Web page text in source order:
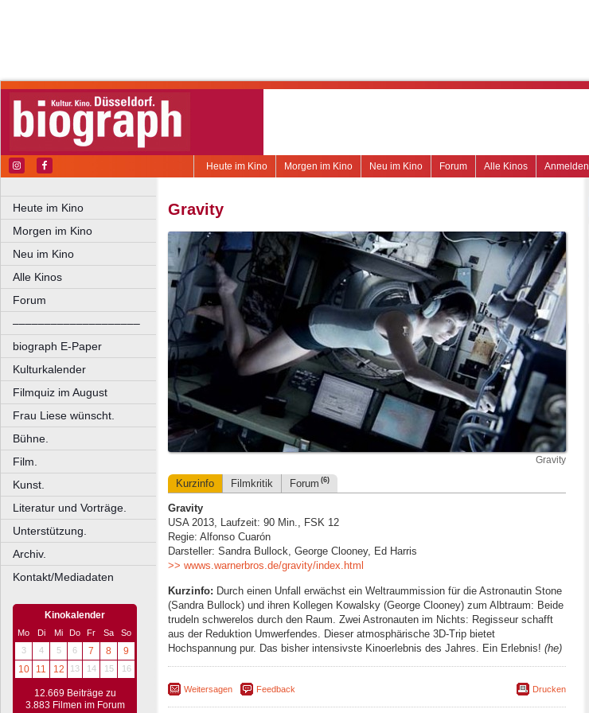
Anmelden
Alle Kinos
Forum
Neu im Kino
Morgen im Kino
Heute im Kino
Heute im Kino
Morgen im Kino
Neu im Kino
Alle Kinos
Forum
––––––––––––––––––––
biograph E-Paper
Kulturkalender
Filmquiz im August
Frau Liese wünscht.
Bühne.
Film.
Kunst.
Literatur und Vorträge.
Unterstützung.
Archiv.
Kontakt/Mediadaten
Kinokalender
Mo Di Mi Do Fr Sa
So
3
4 5 6 7 8
9
10
11 12 13 14 15 16
12.669 Beiträge zu
3.883 Filmen im Forum
Gravity
Gravity
Kurzinfo Filmkritik Forum (6)
Gravity
USA 2013, Laufzeit: 90 Min., FSK 12
Regie: Alfonso Cuarón
Darsteller: Sandra Bullock, George Clooney, Ed Harris
>> wwws.warnerbros.de/gravity/index.html
Kurzinfo: Durch einen Unfall erwächst ein Weltraummission für die Astronautin Stone
(Sandra Bullock) und ihren Kollegen Kowalsky (George Clooney) zum Albtraum: Beide
trudeln schwerelos durch den Raum. Zwei Astronauten im Nichts: Regisseur schafft
aus der Reduktion Umwerfendes. Dieser atmosphärische 3D-Trip bietet
Hochspannung pur. Das bisher intensivste Kinoerlebnis des Jahres. Ein Erlebnis! (he)
Weitersagen Feedback Drucken